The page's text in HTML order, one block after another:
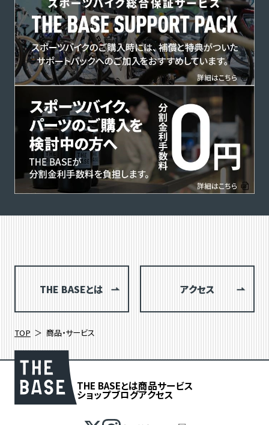
THE BASEとは アクセス
TOP 商品・サービス
THE BASEとは商品サービス
ショップブログアクセス